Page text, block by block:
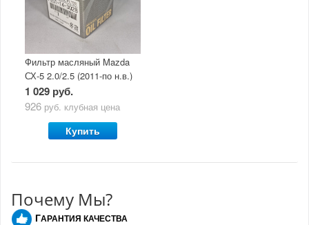
Фильтр масляный Mazda
СХ-5 2.0/2.5 (2011-по н.в.)
1 029 руб.
926 руб. клубная цена
Купить
Почему Мы?
ГАРАНТИЯ КАЧЕСТВА